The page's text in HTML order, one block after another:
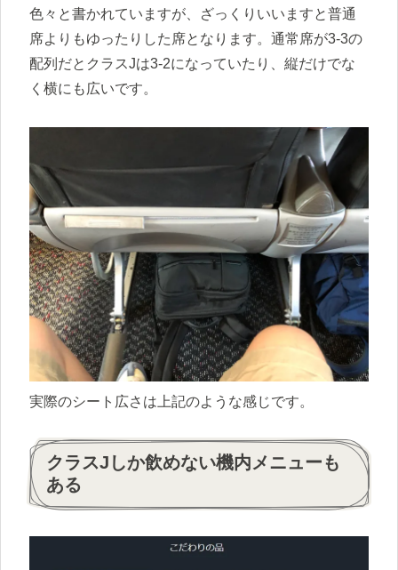
色々と書かれていますが、ざっくりいいますと普通
席よりもゆったりした席となります。通常席が3-3の
配列だとクラスJは3-2になっていたり、縦だけでな
く横にも広いです。
実際のシート広さは上記のような感じです。
クラスJしか飲めない機内メニューも
ある